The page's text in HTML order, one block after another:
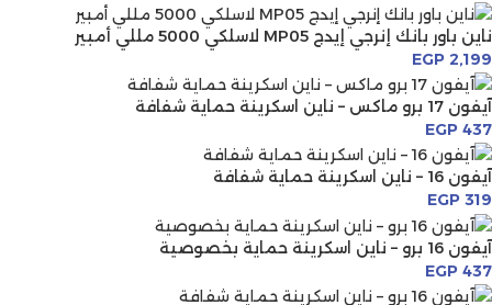
ناين باور بانك إنرجي إيدج MP05 لاسلكي 5000 مللي أمبير
EGP 2,199
آيفون 17 برو ماكس – ناين اسكرينة حماية شفافة
EGP 437
آيفون 16 – ناين اسكرينة حماية شفافة
EGP 319
آيفون 16 برو – ناين اسكرينة حماية بخصوصية
EGP 437